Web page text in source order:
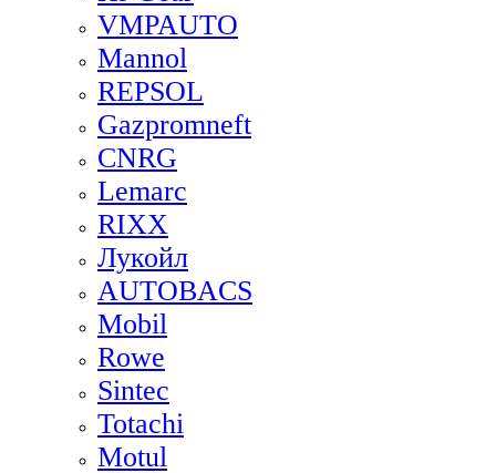
VMPAUTO
Mannol
REPSOL
Gazpromneft
CNRG
Lemarc
RIXX
Лукойл
AUTOBACS
Mobil
Rowe
Sintec
Totachi
Motul